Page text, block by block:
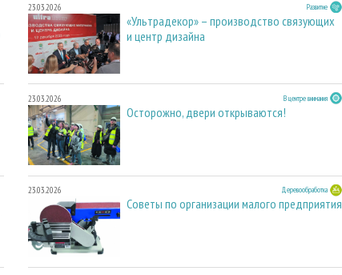
23.03.2026 Развитие
«Ультрадекор» – производство связующих
и центр дизайна
23.03.2026 В центре внимания
Осторожно, двери открываются!
23.03.2026 Деревообработка
Советы по организации малого предприятия